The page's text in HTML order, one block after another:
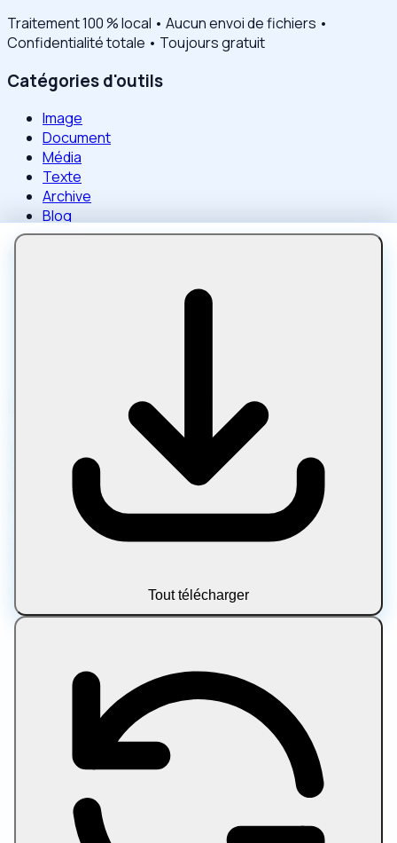
Tout télécharger
Traitement 100 % local • Aucun envoi de fichiers •
Confidentialité totale • Toujours gratuit
Catégories d'outils
Image
Document
Média
Texte
Archive
Blog
Compresser une image
Vous cherchez à faire évoluer votre flux de travail de
contenu ? Essayez
SEO outils d'écriture
pour la rédaction
d'articles assistée par AI et l'impression sur la
pageptimisation.
Politique de confidentialitéConditions d'utilisation
© 2026 Let Compress. Tous droits réservés.